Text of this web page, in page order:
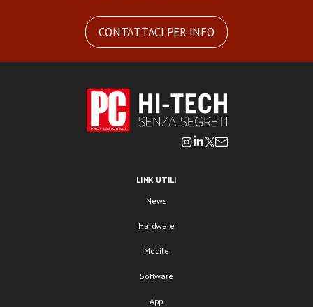
CONTATTACI PER INFO
LINK UTILI
News
Hardware
Mobile
Software
App